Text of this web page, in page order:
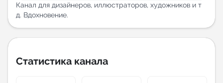
Горящие предложения
Индекс читаемости каналов в Telegram
Аналитика MAX каналов
Канал для дизайнеров, иллюстраторов, художников и т
д. Вдохновение.
Статистика канала